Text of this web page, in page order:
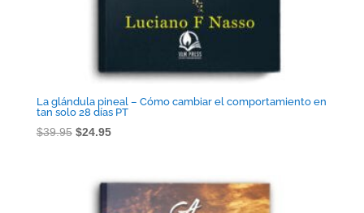
La glándula pineal – Cómo cambiar el comportamiento en
tan solo 28 días PT
$39.95 El
era:
$39.95.
$24.95El
es:
$24.95.